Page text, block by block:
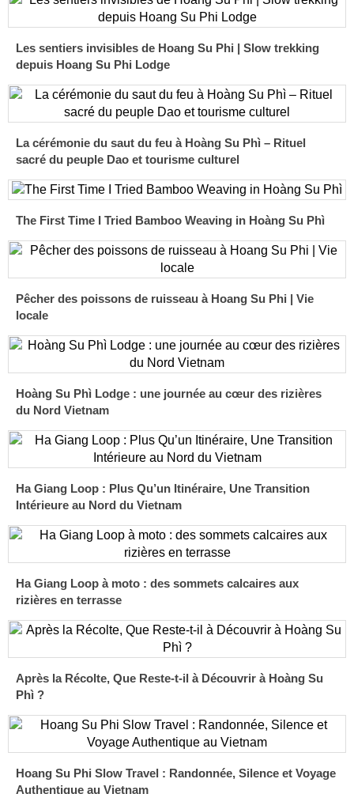
Les sentiers invisibles de Hoang Su Phi | Slow trekking
depuis Hoang Su Phi Lodge
La cérémonie du saut du feu à Hoàng Su Phì – Rituel
sacré du peuple Dao et tourisme culturel
The First Time I Tried Bamboo Weaving in Hoàng Su Phì
Pêcher des poissons de ruisseau à Hoang Su Phi | Vie
locale
Hoàng Su Phì Lodge : une journée au cœur des rizières
du Nord Vietnam
Ha Giang Loop : Plus Qu’un Itinéraire, Une Transition
Intérieure au Nord du Vietnam
Ha Giang Loop à moto : des sommets calcaires aux
rizières en terrasse
Après la Récolte, Que Reste-t-il à Découvrir à Hoàng Su
Phì ?
Hoang Su Phi Slow Travel : Randonnée, Silence et Voyage
Authentique au Vietnam